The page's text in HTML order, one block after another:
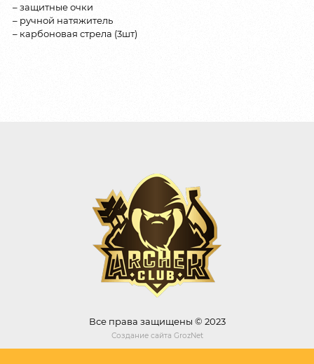
– защитные очки
– ручной натяжитель
– карбоновая стрела (3шт)
Все права защищены © 2023
Создание сайта GrozNet